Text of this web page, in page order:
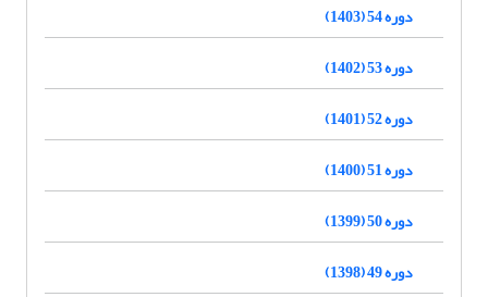
دوره 54 (1403)
دوره 53 (1402)
دوره 52 (1401)
دوره 51 (1400)
دوره 50 (1399)
دوره 49 (1398)